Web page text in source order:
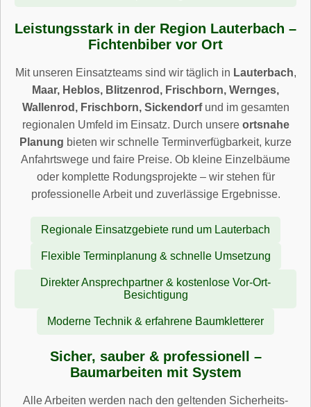
Leistungsstark in der Region Lauterbach –
Fichtenbiber vor Ort
Mit unseren Einsatzteams sind wir täglich in Lauterbach,
Maar, Heblos, Blitzenrod, Frischborn, Wernges,
Wallenrod, Frischborn, Sickendorfund im gesamten
regionalen Umfeld im Einsatz. Durch unsere ortsnahe
Planung bieten wir schnelle Terminverfügbarkeit, kurze
Anfahrtswege und faire Preise. Ob kleine Einzelbäume
oder komplette Rodungsprojekte – wir stehen für
professionelle Arbeit und zuverlässige Ergebnisse.
Regionale Einsatzgebiete rund um Lauterbach
Flexible Terminplanung & schnelle Umsetzung
Direkter Ansprechpartner & kostenlose Vor-Ort-
Besichtigung
Moderne Technik & erfahrene Baumkletterer
Sicher, sauber & professionell –
Baumarbeiten mit System
Alle Arbeiten werden nach den geltenden Sicherheits-